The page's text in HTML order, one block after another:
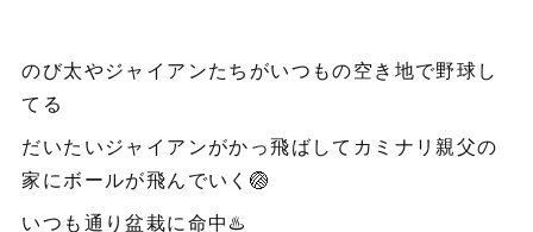
のび太やジャイアンたちがいつもの空き地で野球し
てる
だいたいジャイアンがかっ飛ばしてカミナリ親父の
家にボールが飛んでいく🏐
いつも通り盆栽に命中♨️